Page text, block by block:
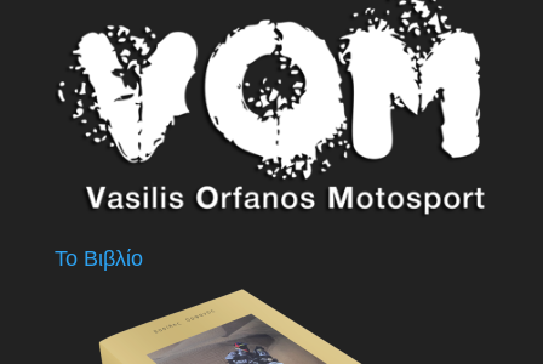
Το Βιβλίο